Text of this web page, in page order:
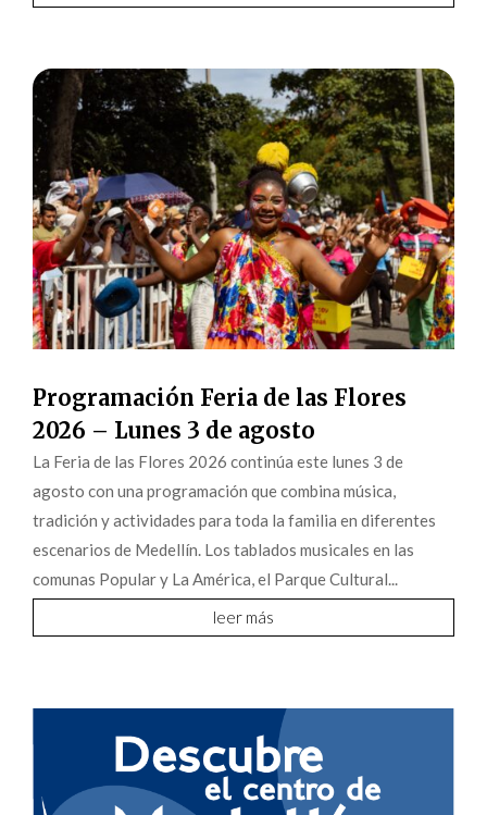
Programación Feria de las Flores
2026 – Lunes 3 de agosto
La Feria de las Flores 2026 continúa este lunes 3 de
agosto con una programación que combina música,
tradición y actividades para toda la familia en diferentes
escenarios de Medellín. Los tablados musicales en las
comunas Popular y La América, el Parque Cultural...
leer más